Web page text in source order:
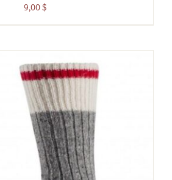
9,00$